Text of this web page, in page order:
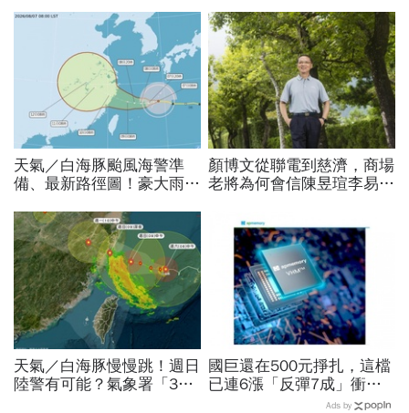
天氣／白海豚颱風海警準
備、最新路徑圖！豪大雨紫
颱風假機率多大，10日報
先看
顏博文從聯電到慈濟，商場
老將為何會信陳昱瑄李易
聲：將捍衛信眾捐款、蔡英
文也說話
天氣／白海豚慢慢跳！週日
陸警有可能？氣象署「3字
國巨還在500元掙扎，這檔
已連6漲「反彈7成」衝千
金股，法人喊到1430元，
Ads by